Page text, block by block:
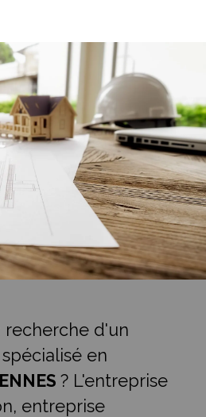
recherche d'un
en
? L'entreprise
entreprise